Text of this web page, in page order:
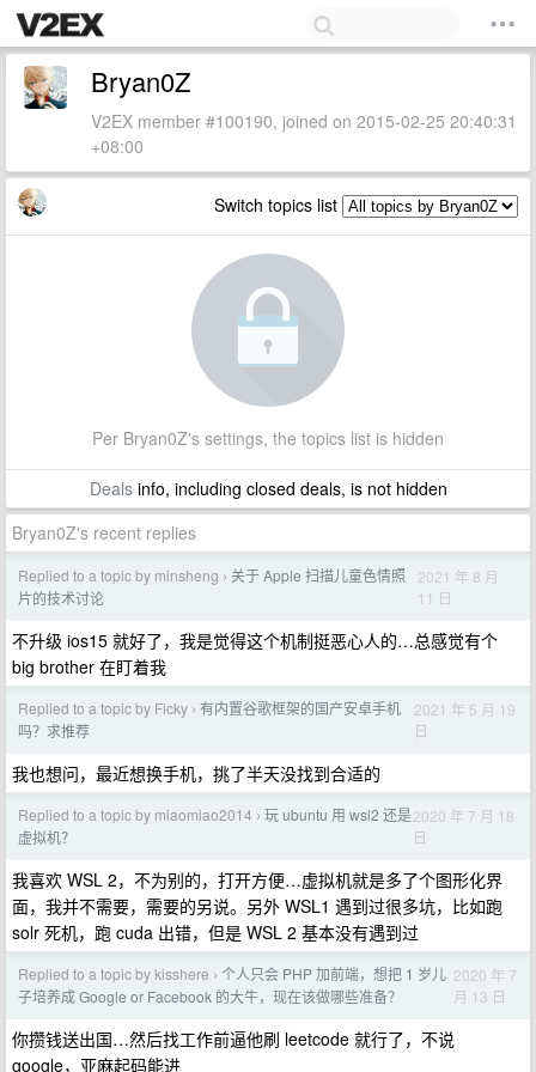
Bryan0Z
V2EX member #100190, joined on 2015-02-25 20:40:31
+08:00
Switch topics list
Per Bryan0Z's settings, the topics list is hidden
Dealsinfo, including closed deals, is not hidden
Bryan0Z's recent replies
Replied to a topic by minsheng › 关于 Apple 扫描儿童色情照
片的技术讨论
2021 年 8 月
11 日
不升级 ios15 就好了，我是觉得这个机制挺恶心人的…总感觉有个
big brother 在盯着我
Replied to a topic by Ficky › 有内置谷歌框架的国产安卓手机
吗？求推荐
2021 年 5 月 19
日
我也想问，最近想换手机，挑了半天没找到合适的
Replied to a topic by miaomiao2014 › 玩 ubuntu 用 wsl2 还是
虚拟机？
2020 年 7 月 18
日
我喜欢 WSL 2，不为别的，打开方便…虚拟机就是多了个图形化界
面，我并不需要，需要的另说。另外 WSL1 遇到过很多坑，比如跑
solr 死机，跑 cuda 出错，但是 WSL 2 基本没有遇到过
Replied to a topic by kisshere › 个人只会 PHP 加前端，想把 1 岁儿
子培养成 Google or Facebook 的大牛，现在该做哪些准备？
2020 年 7
月 13 日
你攒钱送出国…然后找工作前逼他刷 leetcode 就行了，不说
google，亚麻起码能进